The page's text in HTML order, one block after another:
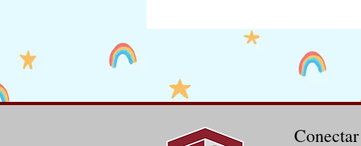
Conectar